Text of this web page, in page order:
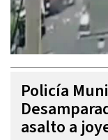
Policía
asalto a